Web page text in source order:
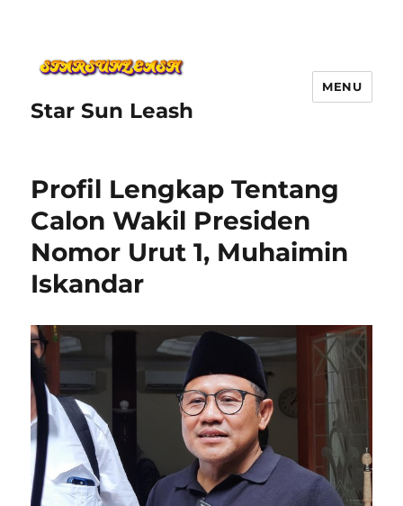
Star Sun Leash
MENU
Profil Lengkap Tentang
Calon Wakil Presiden
Nomor Urut 1, Muhaimin
Iskandar